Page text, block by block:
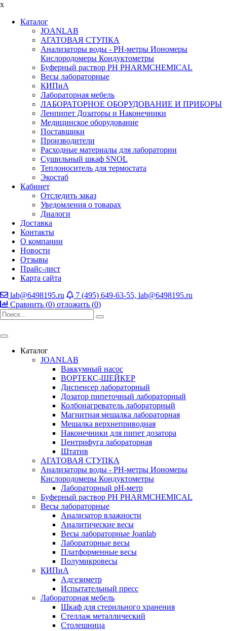
x
Каталог
JOANLAB
АГАТОВАЯ СТУПКА
Анализаторы воды - PH-метры Иономеры
Кислородомеры Кондуктометры
Буферный раствор PH PHARMCHEMICAL
Весы лабораторные
КИПиА
Лабораторная мебель
ЛАБОРАТОРНОЕ ОБОРУДОВАНИЕ И ПРИБОРЫ
Ленпипет Дозаторы и Наконечники
Медицинское оборудование
Поставщики
Производители
Расходные материалы для лаборатории
Сушильный шкаф SNOL
Теплоноситель для термостата
Экостаб
Кабинет
Отследить заказ
Уведомления о товарах
Диалоги
Доставка
Контакты
О компании
Новости
Отзывы
Прайс-лист
Карта сайта
lab@6498195.ru
7 (495) 649-63-55, lab@6498195.ru
Сравнить (0) отложить (0)
Каталог
JOANLAB
Ваккумный насос
ВОРТЕКС-ШЕЙКЕР
Диспенсер лабораторный
Дозатор пипеточный лабораторный
Колбонагреватель лабораторный
Магнитная мешалка лабораторная
Мешалка верхнеприводная
Наконечники для пипет дозатора
Центрифуга лабораторная
Штатив
АГАТОВАЯ СТУПКА
Анализаторы воды - PH-метры Иономеры
Кислородомеры Кондуктометры
Лабораторный pH-метр
Буферный раствор PH PHARMCHEMICAL
Весы лабораторные
Анализатор влажности
Аналитические весы
Весы лабораторные Joanlab
Лабораторные весы
Платформенные весы
Полумикровесы
КИПиА
Адгезиметр
Испытательный пресс
Лабораторная мебель
Шкаф для стерильного хранения
Стеллаж металлический
Столешница